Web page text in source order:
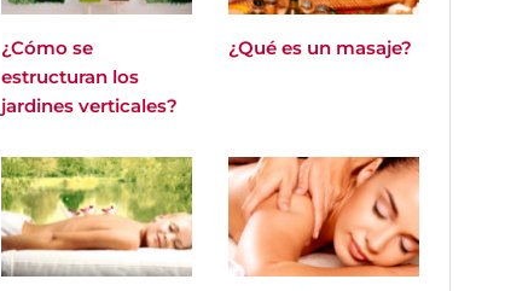
¿Cómo se
estructuran los
jardines verticales?
¿Qué es un masaje?